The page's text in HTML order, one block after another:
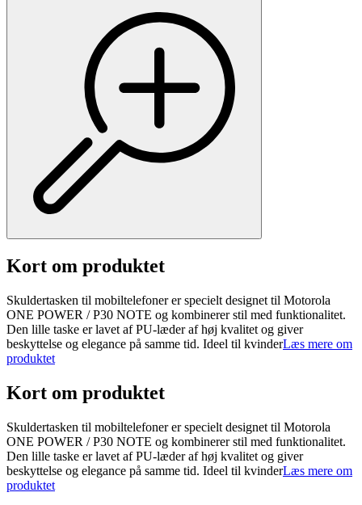
Kort om produktet
Skuldertasken til mobiltelefoner er specielt designet til Motorola
ONE POWER / P30 NOTE og kombinerer stil med funktionalitet.
Den lille taske er lavet af PU-læder af høj kvalitet og giver
beskyttelse og elegance på samme tid. Ideel til kvinderLæs mere om
produktet
Kort om produktet
Skuldertasken til mobiltelefoner er specielt designet til Motorola
ONE POWER / P30 NOTE og kombinerer stil med funktionalitet.
Den lille taske er lavet af PU-læder af høj kvalitet og giver
beskyttelse og elegance på samme tid. Ideel til kvinderLæs mere om
produktet